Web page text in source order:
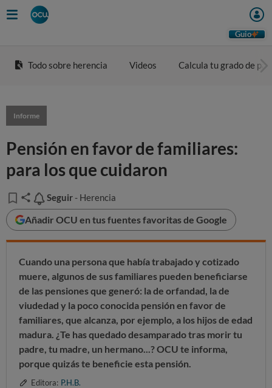
Guio
Todo sobre herencia Videos Calcula tu grado de
Informe
Pensión en favor de familiares:
para los que cuidaron
Seguir
Seguir - Herencia
Añadir OCU en tus fuentes favoritas de Google
Cuando una persona que había trabajado y cotizado
muere, algunos de sus familiares pueden beneficiarse
de las pensiones que generó: la de orfandad, la de
viudedad y la poco conocida pensión en favor de
familiares, que alcanza, por ejemplo, a los hijos de edad
madura. ¿Te has quedado desamparado tras morir tu
padre, tu madre, un hermano...?OCU te informa,
porque quizás te beneficie esta pensión.
Editora: P.H.B.